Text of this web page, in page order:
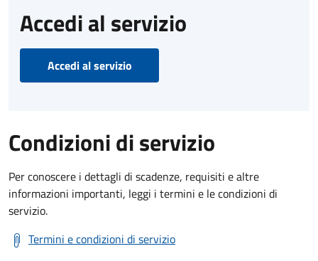
Accedi al servizio
Accedi al servizio
Condizioni di servizio
Per conoscere i dettagli di scadenze, requisiti e altre
informazioni importanti, leggi i termini e le condizioni di
servizio.
Termini e condizioni di servizio